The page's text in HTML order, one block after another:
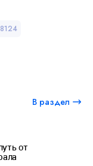
В раздел
от